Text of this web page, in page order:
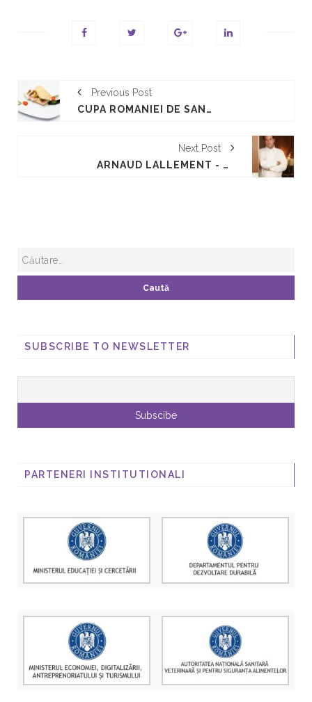
Previous Post
CUPA ROMANIEI DE SANDWICH - JUNIORI - SARBATOAREA GUSTULUI
Next Post
ARNAUD LALLEMENT - SARBATOAREA GUSTULUI
SUBSCRIBE TO NEWSLETTER
PARTENERI INSTITUTIONALI